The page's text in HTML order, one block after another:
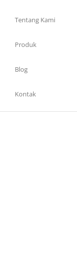
Tentang Kami
Produk
Blog
Kontak